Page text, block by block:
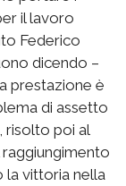
il lavoro
Federico
dicendo –
prestazione è
di assetto
risolto poi al
la vittoria nella